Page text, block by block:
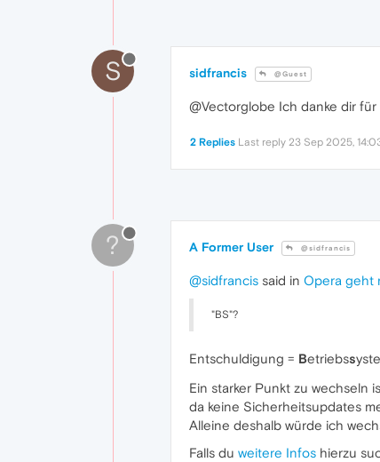
S sidfrancis @Guest
@Vectorglobe Ich danke dir für
2 Replies Last reply 23 Sep 2025,
? A Former User @sidfrancis
@sidfrancis said in Opera geht
"BS"?
Entschuldigung = Betriebss
Ein starker Punkt zu wechseln
da keine Sicherheitsupdates
Alleine deshalb würde ich
Falls du weitere Infos hierzu